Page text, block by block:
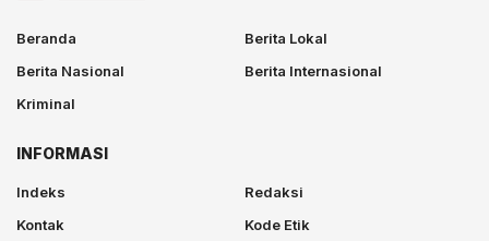
Beranda
Berita Lokal
Berita Nasional
Berita Internasional
Kriminal
INFORMASI
Indeks
Redaksi
Kontak
Kode Etik